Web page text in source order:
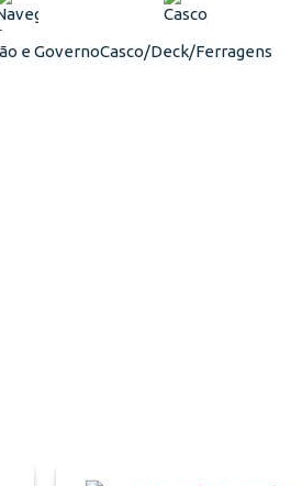
e GovernoCasco/Deck/Ferragens